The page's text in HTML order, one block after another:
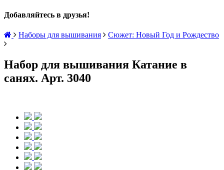
Добавляйтесь в друзья!
Наборы для вышивания Сюжет: Новый Год и Рождество
Набор для вышивания Катание в
санях. Арт. 3040